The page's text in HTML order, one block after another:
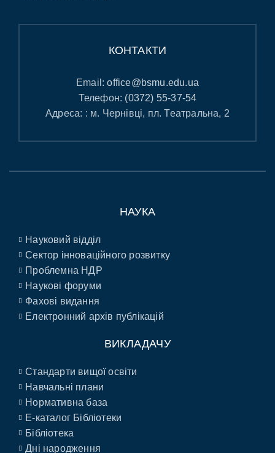
КОНТАКТИ
Email:office@bsmu.edu.ua
Телефон: (0372) 55-37-54
Адреса: : м. Чернівці, пл. Театральна, 2
НАУКА
Науковий відділ
Сектор інноваційного розвитку
Проблемна НДР
Наукові форуми
Фахові видання
Електронний архів публікацій
ВИКЛАДАЧУ
Стандарти вищої освіти
Навчальні плани
Нормативна база
E-каталог Бібліотеки
Бібліотека
Дні народження